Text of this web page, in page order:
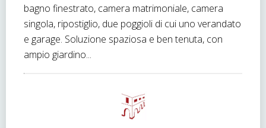
bagno finestrato, camera matrimoniale, camera
singola, ripostiglio, due poggioli di cui uno verandato
e garage. Soluzione spaziosa e ben tenuta, con
ampio giardino...